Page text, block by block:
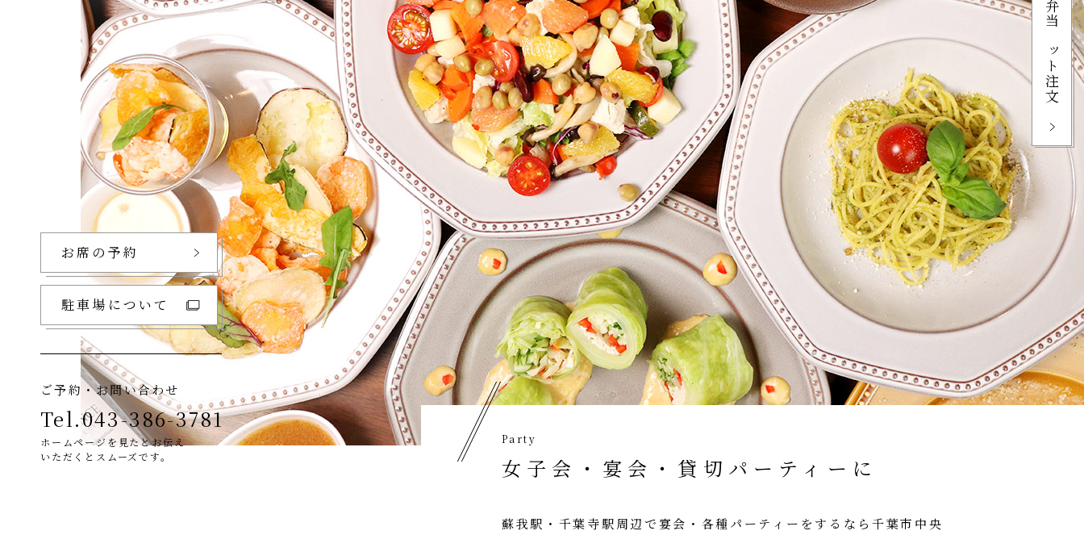
Party
女子会・宴会・貸切パーティーに
蘇我駅・千葉寺駅周辺で宴会・各種パーティーをするなら千葉市中央
お席の予約
駐車場について
ご予約・お問い合わせ
Tel.043-386-3781
ホームページを見たとお伝え
いただくとスムーズです。
お弁当ネット注文